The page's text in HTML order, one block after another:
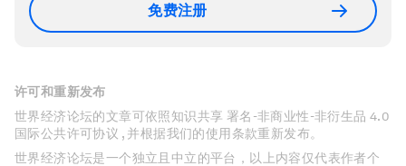
免费注册
许可和重新发布
世界经济论坛的文章可依照知识共享 署名-非商业性-非衍生品 4.0
国际公共许可协议 , 并根据我们的使用条款重新发布。
世界经济论坛是一个独立且中立的平台，以上内容仅代表作者个